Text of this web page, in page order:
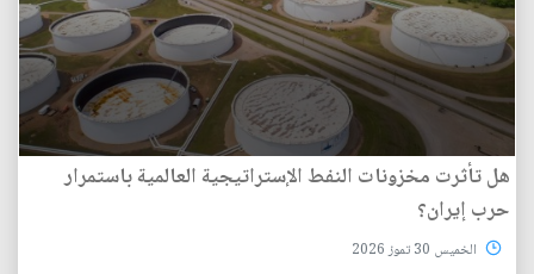
هل تأثرت مخزونات النفط الإستراتيجية العالمية باستمرار
حرب إيران؟
الخميس 30 تموز 2026